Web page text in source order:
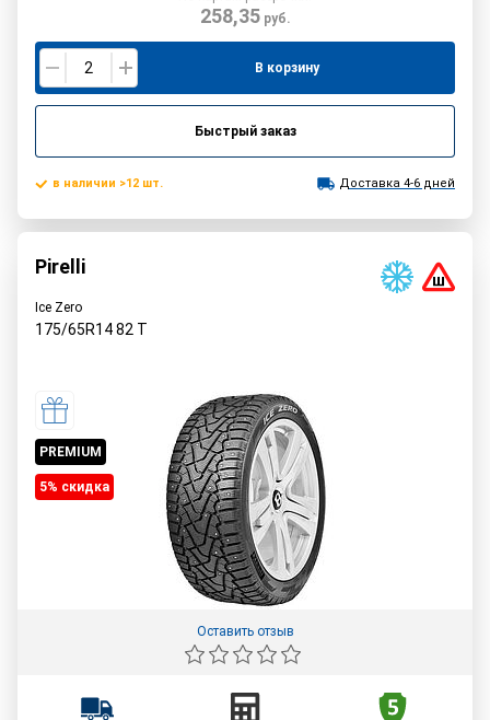
258,35руб.
В корзину
Быстрый заказ
в наличии >12 шт. Доставка 4-6 дней
Pirelli
Ice Zero
175/65R1482 T
PREMIUM
5% cкидка
Оставить отзыв